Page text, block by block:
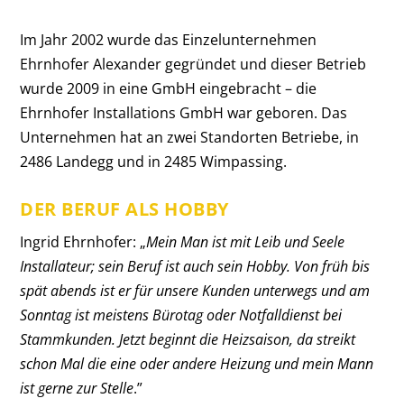
Im Jahr 2002 wurde das Einzelunternehmen
Ehrnhofer Alexander gegründet und dieser Betrieb
wurde 2009 in eine GmbH eingebracht – die
Ehrnhofer Installations GmbH war geboren. Das
Unternehmen hat an zwei Standorten Betriebe, in
2486 Landegg und in 2485 Wimpassing.
DER BERUF ALS HOBBY
Ingrid Ehrnhofer: „Mein Man ist mit Leib und Seele
Installateur; sein Beruf ist auch sein Hobby. Von früh bis
spät abends ist er für unsere Kunden unterwegs und am
Sonntag ist meistens Bürotag oder Notfalldienst bei
Stammkunden. Jetzt beginnt die Heizsaison, da streikt
schon Mal die eine oder andere Heizung und mein Mann
ist gerne zur Stelle.”